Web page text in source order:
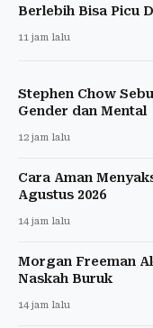
Berlebih Bisa Picu
11 jam lalu
Stephen Chow
Gender dan Mental
12 jam lalu
Cara Aman
Agustus 2026
14 jam lalu
Morgan Freeman
Naskah Buruk
14 jam lalu